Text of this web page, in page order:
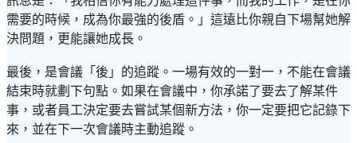
需要的時候，成為你最強的後盾。」這遠比你親自下場幫她解
決問題，更能讓她成長。
最後，是會議「後」的追蹤。一場有效的一對一，不能在會議
結束時就劃下句點。如果在會議中，你承諾了要去了解某件
事，或者員工決定要去嘗試某個新方法，你一定要把它記錄下
來，並在下一次會議時主動追蹤。